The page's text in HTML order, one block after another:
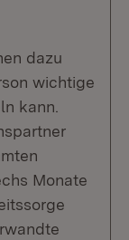
dazu
wichtige
kann.
Monate